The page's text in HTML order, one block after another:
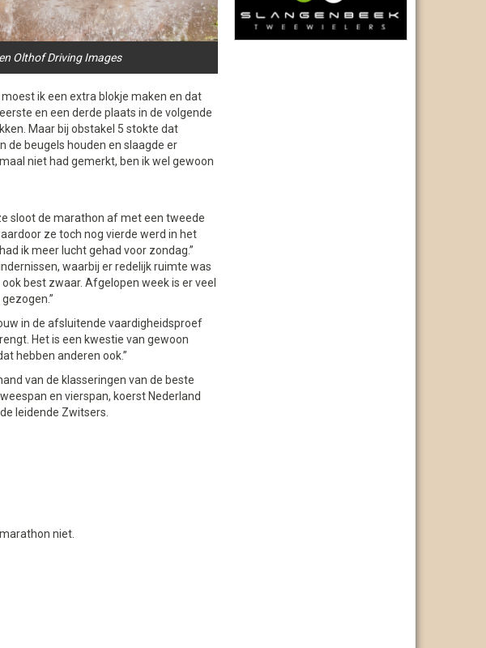
Olthof Driving Images
ik een extra blokje maken en dat
en een derde plaats in de volgende
Maar bij obstakel 5 stokte dat
de beugels houden en slaagde er
niet had gemerkt, ben ik wel gewoon
sloot de marathon af met een tweede
ze toch nog vierde werd in het
ik meer lucht gehad voor zondag.”
waarbij er redelijk ruimte was
best zwaar. Afgelopen week is er veel
in de afsluitende vaardigheidsproef
Het is een kwestie van gewoon
hebben anderen ook.”
van de klasseringen van de beste
en vierspan, koerst Nederland
leidende Zwitsers.
niet.